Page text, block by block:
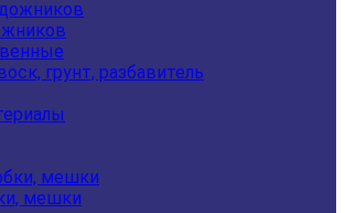
грунт, разбавитель
мешки